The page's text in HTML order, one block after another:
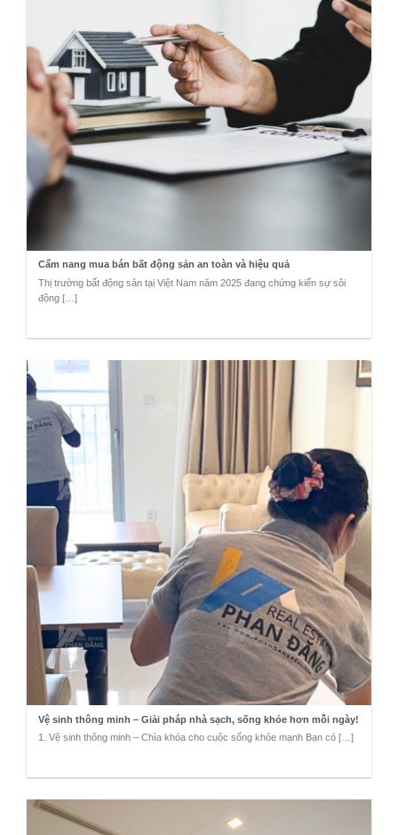
Cẩm nang mua bán bất động sản an toàn và hiệu quả
Thị trường bất động sản tại Việt Nam năm 2025 đang chứng kiến sự sôi
động […]
Vệ sinh thông minh – Giải pháp nhà sạch, sống khỏe hơn mỗi ngày!
1. Vệ sinh thông minh – Chìa khóa cho cuộc sống khỏe mạnh Bạn có […]